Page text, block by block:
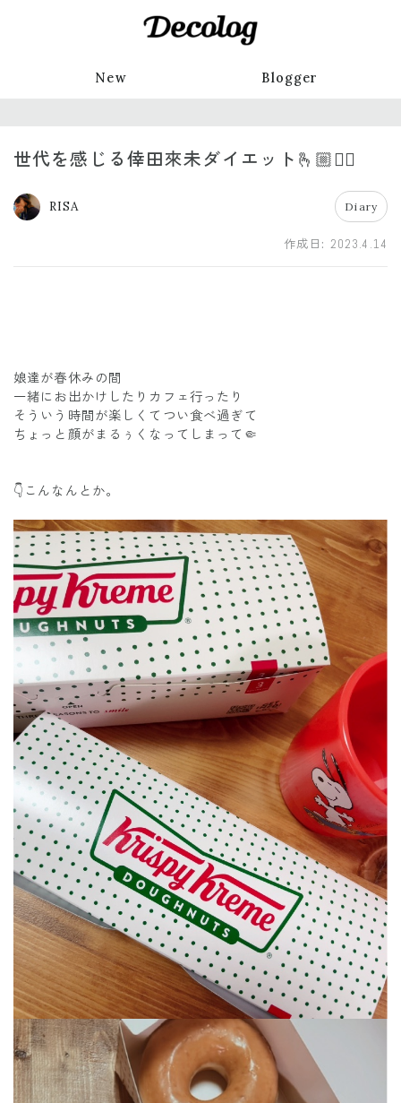
New Blogger
世代を感じる倖田來未ダイエット🫰🏼❤️‍🔥
RISA Diary
作成日: 2023.4.14
娘達が春休みの間
一緒にお出かけしたりカフェ行ったり
そういう時間が楽しくてつい食べ過ぎて
ちょっと顔がまるぅくなってしまって🤏
👇こんなんとか。